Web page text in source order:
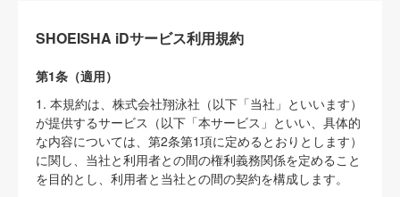
SHOEISHA iDサービス利用規約
第1条（適用）
1. 本規約は、株式会社翔泳社（以下「当社」といいます）
が提供するサービス（以下「本サービス」といい、具体的
な内容については、第2条第1項に定めるとおりとします）
に関し、当社と利用者との間の権利義務関係を定めること
を目的とし、利用者と当社との間の契約を構成します。